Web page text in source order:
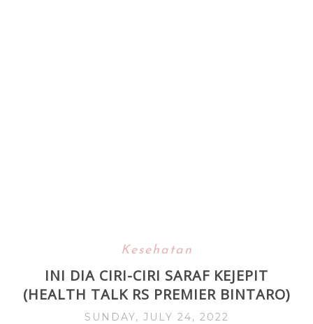
Kesehatan
INI DIA CIRI-CIRI SARAF KEJEPIT
(HEALTH TALK RS PREMIER BINTARO)
SUNDAY, JULY 24, 2022